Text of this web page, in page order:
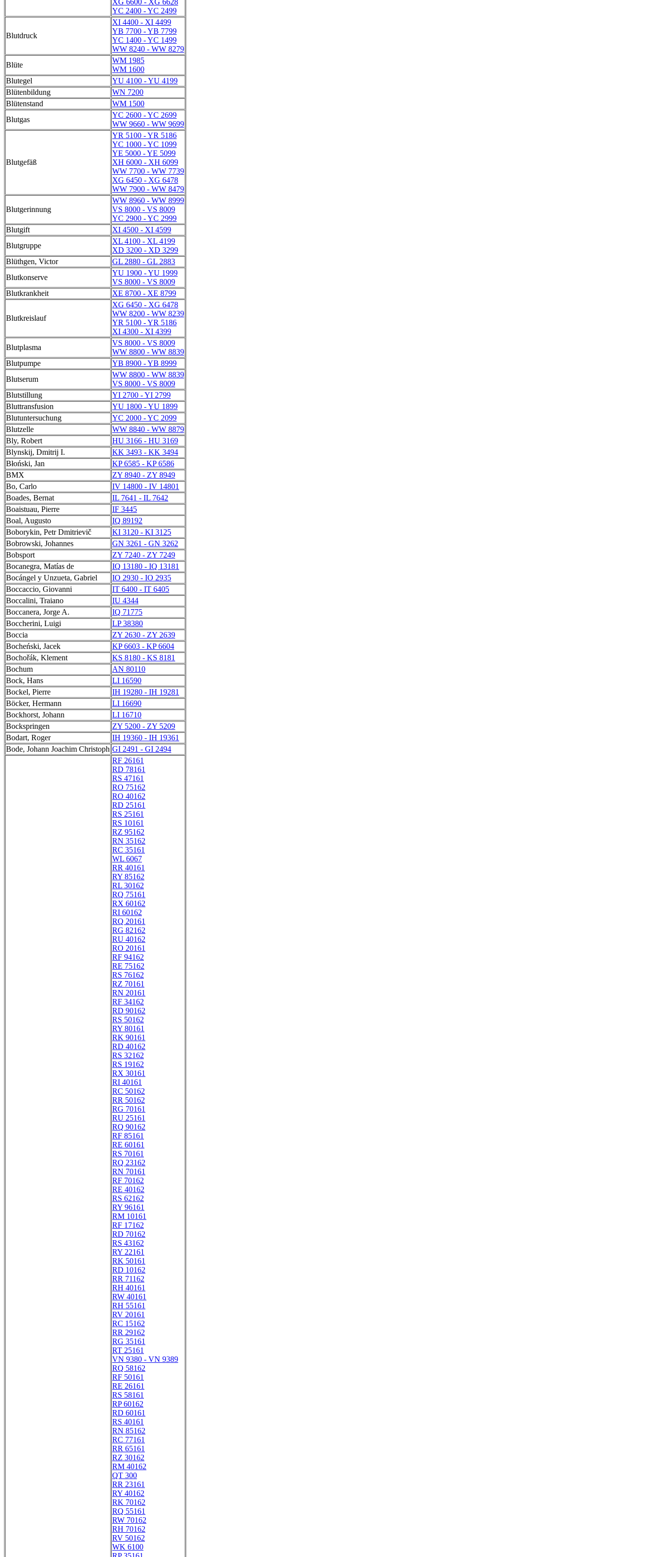
XG 6600 - XG 6628
YC 2400 - YC 2499
Blutdruck
XI 4400 - XI 4499
YB 7700 - YB 7799
YC 1400 - YC 1499
WW 8240 - WW 8279
Blüte
WM 1985
WM 1600
Blutegel
YU 4100 - YU 4199
Blütenbildung
WN 7200
Blütenstand
WM 1500
Blutgas
YC 2600 - YC 2699
WW 9660 - WW 9699
Blutgefäß
YR 5100 - YR 5186
YC 1000 - YC 1099
YE 5000 - YE 5099
XH 6000 - XH 6099
WW 7700 - WW 7739
XG 6450 - XG 6478
WW 7900 - WW 8479
Blutgerinnung
WW 8960 - WW 8999
VS 8000 - VS 8009
YC 2900 - YC 2999
Blutgift
XI 4500 - XI 4599
Blutgruppe
XL 4100 - XL 4199
XD 3200 - XD 3299
Blüthgen, Victor
GL 2880 - GL 2883
Blutkonserve
YU 1900 - YU 1999
VS 8000 - VS 8009
Blutkrankheit
XE 8700 - XE 8799
Blutkreislauf
XG 6450 - XG 6478
WW 8200 - WW 8239
YR 5100 - YR 5186
XI 4300 - XI 4399
Blutplasma
VS 8000 - VS 8009
WW 8800 - WW 8839
Blutpumpe
YB 8900 - YB 8999
Blutserum
WW 8800 - WW 8839
VS 8000 - VS 8009
Blutstillung
YI 2700 - YI 2799
Bluttransfusion
YU 1800 - YU 1899
Blutuntersuchung
YC 2000 - YC 2099
Blutzelle
WW 8840 - WW 8879
Bly, Robert
HU 3166 - HU 3169
Blynskij, Dmitrij I.
KK 3493 - KK 3494
Błoński, Jan
KP 6585 - KP 6586
BMX
ZY 8940 - ZY 8949
Bo, Carlo
IV 14800 - IV 14801
Boades, Bernat
IL 7641 - IL 7642
Boaistuau, Pierre
IF 3445
Boal, Augusto
IQ 89192
Boborykin, Petr Dmitrievič
KI 3120 - KI 3125
Bobrowski, Johannes
GN 3261 - GN 3262
Bobsport
ZY 7240 - ZY 7249
Bocanegra, Matías de
IQ 13180 - IQ 13181
Bocángel y Unzueta, Gabriel
IO 2930 - IO 2935
Boccaccio, Giovanni
IT 6400 - IT 6405
Boccalini, Traiano
IU 4344
Boccanera, Jorge A.
IQ 71775
Boccherini, Luigi
LP 38380
Boccia
ZY 2630 - ZY 2639
Bocheński, Jacek
KP 6603 - KP 6604
Bochořák, Klement
KS 8180 - KS 8181
Bochum
AN 80110
Bock, Hans
LI 16590
Bockel, Pierre
IH 19280 - IH 19281
Böcker, Hermann
LI 16690
Bockhorst, Johann
LI 16710
Bockspringen
ZY 5200 - ZY 5209
Bodart, Roger
IH 19360 - IH 19361
Bode, Johann Joachim Christoph GI 2491 - GI 2494
RF 26161
RD 78161
RS 47161
RO 75162
RO 40162
RD 25161
RS 25161
RS 10161
RZ 95162
RN 35162
RC 35161
WL 6067
RR 40161
RY 85162
RL 30162
RQ 75161
RX 60162
RI 60162
RQ 20161
RG 82162
RU 40162
RO 20161
RF 94162
RE 75162
RS 76162
RZ 70161
RN 20161
RF 34162
RD 90162
RS 50162
RY 80161
RK 90161
RD 40162
RS 32162
RS 19162
RX 30161
RI 40161
RC 50162
RR 50162
RG 70161
RU 25161
RQ 90162
RF 85161
RE 60161
RS 70161
RQ 23162
RN 70161
RF 70162
RE 40162
RS 62162
RY 96161
RM 10161
RF 17162
RD 70162
RS 43162
RY 22161
RK 50161
RD 10162
RR 71162
RH 40161
RW 40161
RH 55161
RV 20161
RC 15162
RR 29162
RG 35161
RT 25161
VN 9380 - VN 9389
RQ 58162
RF 50161
RE 26161
RS 58161
RP 60162
RD 60161
RS 40161
RN 85162
RC 77161
RR 65161
RZ 30162
RM 40162
QT 300
RR 23161
RY 40162
RK 70162
RQ 55161
RW 70162
RH 70162
RV 50162
WK 6100